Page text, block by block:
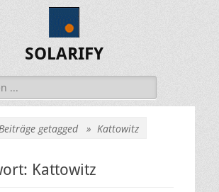
SOLARIFY
getagged » Kattowitz
Kattowitz